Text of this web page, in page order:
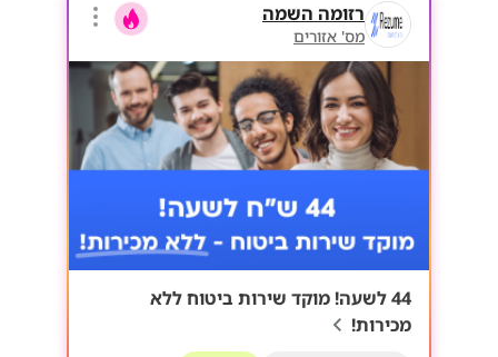
רזומה השמה
מס' אזורים
44 לשעה! מוקד שירות ביטוח ללא
מכירות!